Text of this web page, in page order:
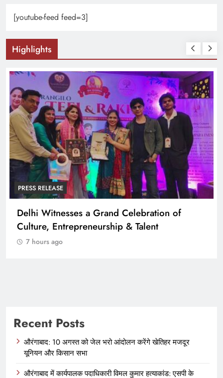
[youtube-feed feed=3]
Highlights
PRESS RELEASE
FESTA व्यापारी संवाद सम्मेलन में गूंजी व्यापारियों की
एकजुट आवाज़, “व्यापारी ट्रेड बोर्ड” गठन का प्रस्ताव
7 hours ago
Recent Posts
औरंगाबाद: 10 अगस्त को जेल भरो आंदोलन करेंगे खेतिहर मजदूर
यूनियन और किसान सभा
औरंगाबाद में कार्यपालक पदाधिकारी विमल कुमार हत्याकांड: एसपी के